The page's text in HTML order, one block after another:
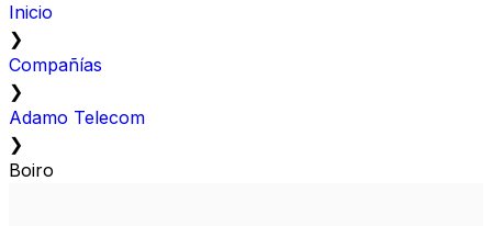
Inicio
❯
Compañías
❯
Adamo Telecom
❯
Boiro